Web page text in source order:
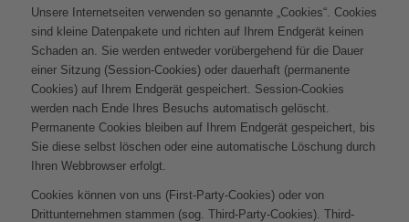
Unsere Internetseiten verwenden so genannte „Cookies“. Cookies
sind kleine Datenpakete und richten auf Ihrem Endgerät keinen
Schaden an. Sie werden entweder vorübergehend für die Dauer
einer Sitzung (Session-Cookies) oder dauerhaft (permanente
Cookies) auf Ihrem Endgerät gespeichert. Session-Cookies
werden nach Ende Ihres Besuchs automatisch gelöscht.
Permanente Cookies bleiben auf Ihrem Endgerät gespeichert, bis
Sie diese selbst löschen oder eine automatische Löschung durch
Ihren Webbrowser erfolgt.
Cookies können von uns (First-Party-Cookies) oder von
Drittunternehmen stammen (sog. Third-Party-Cookies). Third-